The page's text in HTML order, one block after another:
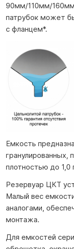
90мм/110мм/
патрубок может
с фланцем*.
Емкость
гранулированных,
плотностью до 1,0
Резервуар ЦКТ
Малый вес
аналогами,
монтажа.
Для емкостей